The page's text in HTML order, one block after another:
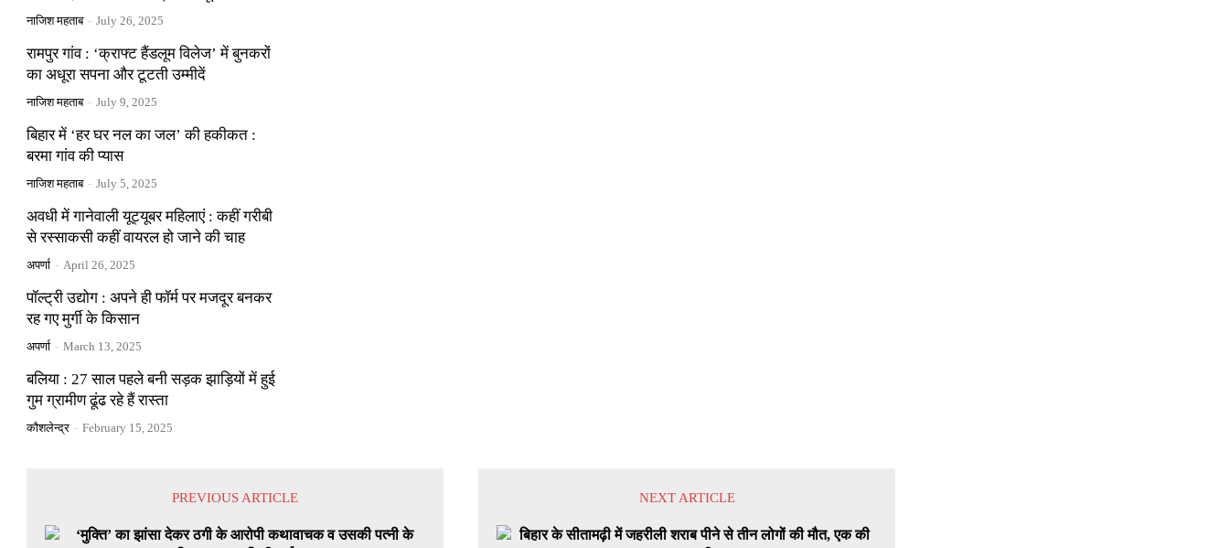
नाजिश महताब - July 26, 2025
रामपुर गांव : ‘क्राफ्ट हैंडलूम विलेज’ में बुनकरों
का अधूरा सपना और टूटती उम्मीदें
नाजिश महताब - July 9, 2025
बिहार में ‘हर घर नल का जल’ की हकीकत :
बरमा गांव की प्यास
नाजिश महताब - July 5, 2025
अवधी में गानेवाली यूट्यूबर महिलाएं : कहीं गरीबी
से रस्साकसी कहीं वायरल हो जाने की चाह
अपर्णा - April 26, 2025
पॉल्ट्री उद्योग : अपने ही फॉर्म पर मजदूर बनकर
रह गए मुर्गी के किसान
अपर्णा - March 13, 2025
बलिया : 27 साल पहले बनी सड़क झाड़ियों में हुई
गुम ग्रामीण ढूंढ रहे हैं रास्ता
कौशलेन्द्र - February 15, 2025
PREVIOUS ARTICLE NEXT ARTICLE